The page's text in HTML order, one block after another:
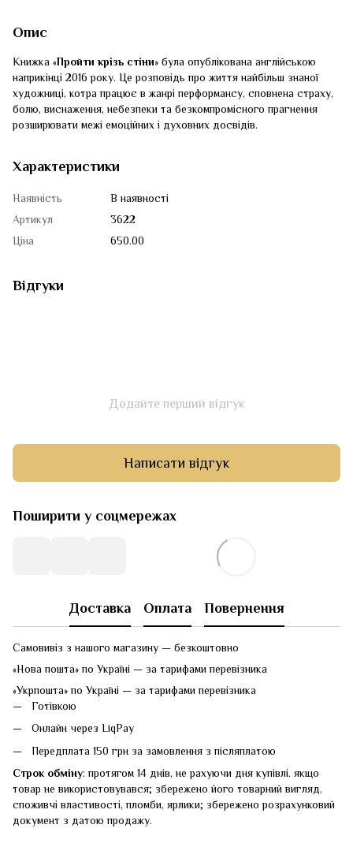
Опис
Книжка «Пройти крізь стіни» була опублікована англійською
наприкінці 2016 року. Це розповідь про життя найбільш знаної
художниці, котра працює в жанрі перформансу, сповнена страху,
болю, виснаження, небезпеки та безкомпромісного прагнення
розширювати межі емоційних і духовних досвідів.
Характеристики
Наявність
В наявності
Артикул
3622
Ціна
650.00
Відгуки
Додайте перший відгук
Написати відгук
Поширити у соцмережах
Доставка Оплата Повернення
Самовивіз з нашого магазину — безкоштовно
«Нова пошта» по Україні — за тарифами перевізника
«Укрпошта» по Україні — за тарифами перевізника
Готівкою
Онлайн через LiqPay
Передплата 150 грн за замовлення з післяплатою
Строк обміну: протягом 14 днів, не рахуючи дня купівлі. якщо
товар не використовувався; збережено його товарний вигляд,
споживчі властивості, пломби, ярлики; збережено розрахунковий
документ з датою продажу.